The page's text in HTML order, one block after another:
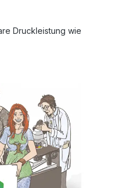
Druckleistung wie